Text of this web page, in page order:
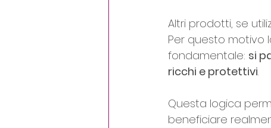
Altri prodotti, se
Per questo motivo
fondamentale: si
ricchi e protettivi.
Questa logica
beneficiare